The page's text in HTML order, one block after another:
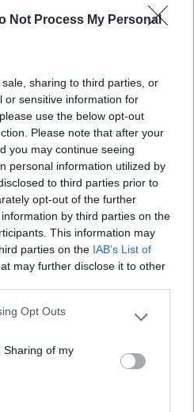
Not Process My Personal
sharing to third parties, or
or sensitive information for
use the below opt-out
Please note that after your
you may continue seeing
personal information utilized by
to third parties prior to
opt-out of the further
by third parties on the
This information may
parties on the IAB’s List of
may further disclose it to other
app uses one or more Google
behaviour. You may click to
and its third-party tags to
purposes in below Google
Opt Outs
Sharing of my
LUGAR E HORÁRIO
FIXOS OU NEM POR
ISSO
Gostar